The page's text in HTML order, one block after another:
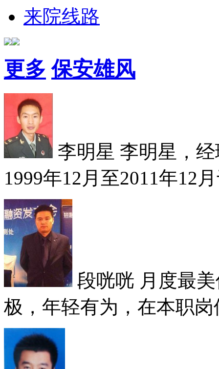
来院线路
更多 保安雄风
李明星 李明星，
1999年12月至2011年12
段咣咣 月度最
极，年轻有为，在本职